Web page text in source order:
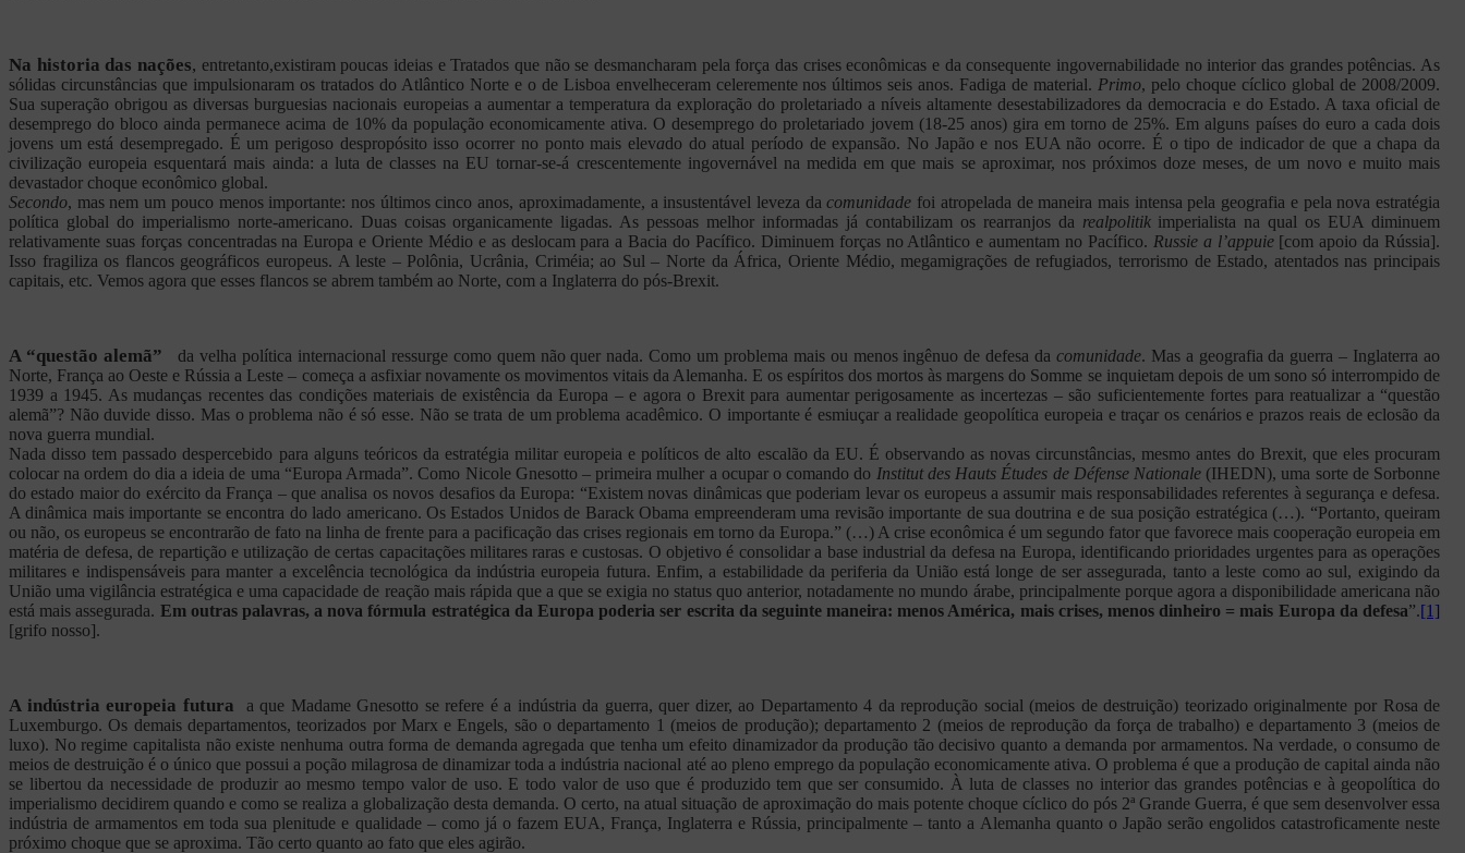
Na historia das nações, entretanto,existiram poucas ideias e Tratados que não se desmancharam pela força das crises econômicas e da consequente ingovernabilidade no interior das grandes potências. As
sólidas circunstâncias que impulsionaram os tratados do Atlântico Norte e o de Lisboa envelheceram celeremente nos últimos seis anos. Fadiga de material. Primo, pelo choque cíclico global de 2008/2009.
Sua superação obrigou as diversas burguesias nacionais europeias a aumentar a temperatura da exploração do proletariado a níveis altamente desestabilizadores da democracia e do Estado. A taxa oficial de
desemprego do bloco ainda permanece acima de 10% da população economicamente ativa. O desemprego do proletariado jovem (18-25 anos) gira em torno de 25%. Em alguns países do euro a cada dois
jovens um está desempregado. É um perigoso despropósito isso ocorrer no ponto mais elevado do atual período de expansão. No Japão e nos EUA não ocorre. É o tipo de indicador de que a chapa da
civilização europeia esquentará mais ainda: a luta de classes na EU tornar-se-á crescentemente ingovernável na medida em que mais se aproximar, nos próximos doze meses, de um novo e muito mais
devastador choque econômico global.
Secondo, mas nem um pouco menos importante: nos últimos cinco anos, aproximadamente, a insustentável leveza dacomunidade foi atropelada de maneira mais intensa pela geografia e pela nova estratégia
política global do imperialismo norte-americano. Duas coisas organicamente ligadas. As pessoas melhor informadas já contabilizam os rearranjos da realpolitik imperialista na qual os EUA diminuem
relativamente suas forças concentradas na Europa e Oriente Médio e as deslocam para a Bacia do Pacífico. Diminuem forças no Atlântico e aumentam no Pacífico. Russie a l’appuie[com apoio da Rússia].
Isso fragiliza os flancos geográficos europeus. A leste – Polônia, Ucrânia, Criméia; ao Sul – Norte da África, Oriente Médio, megamigrações de refugiados, terrorismo de Estado, atentados nas principais
capitais, etc. Vemos agora que esses flancos se abrem também ao Norte, com a Inglaterra do pós-Brexit.
A “questão alemã” da velha política internacional ressurge como quem não quer nada. Como um problema mais ou menos ingênuo de defesa da comunidade. Mas a geografia da guerra – Inglaterra ao
Norte, França ao Oeste e Rússia a Leste – começa a asfixiar novamente os movimentos vitais da Alemanha. E os espíritos dos mortos às margens do Somme se inquietam depois de um sono só interrompido de
1939 a 1945. As mudanças recentes das condições materiais de existência da Europa – e agora o Brexit para aumentar perigosamente as incertezas – são suficientemente fortes para reatualizar a “questão
alemã”? Não duvide disso. Mas o problema não é só esse. Não se trata de um problema acadêmico. O importante é esmiuçar a realidade geopolítica europeia e traçar os cenários e prazos reais de eclosão da
nova guerra mundial.
Nada disso tem passado despercebido para alguns teóricos da estratégia militar europeia e políticos de alto escalão da EU. É observando as novas circunstâncias, mesmo antes do Brexit, que eles procuram
colocar na ordem do dia a ideia de uma “Europa Armada”. Como Nicole Gnesotto – primeira mulher a ocupar o comando do Institut des Hauts Études de Défense Nationale(IHEDN), uma sorte de Sorbonne
do estado maior do exército da França – que analisa os novos desafios da Europa: “Existem novas dinâmicas que poderiam levar os europeus a assumir mais responsabilidades referentes à segurança e defesa.
A dinâmica mais importante se encontra do lado americano. Os Estados Unidos de Barack Obama empreenderam uma revisão importante de sua doutrina e de sua posição estratégica (…). “Portanto, queiram
ou não, os europeus se encontrarão de fato na linha de frente para a pacificação das crises regionais em torno da Europa.” (…) A crise econômica é um segundo fator que favorece mais cooperação europeia em
matéria de defesa, de repartição e utilização de certas capacitações militares raras e custosas. O objetivo é consolidar a base industrial da defesa na Europa, identificando prioridades urgentes para as operações
militares e indispensáveis para manter a excelência tecnológica da indústria europeia futura. Enfim, a estabilidade da periferia da União está longe de ser assegurada, tanto a leste como ao sul, exigindo da
União uma vigilância estratégica e uma capacidade de reação mais rápida que a que se exigia no status quo anterior, notadamente no mundo árabe, principalmente porque agora a disponibilidade americana não
está mais assegurada. Em outras palavras, a nova fórmula estratégica da Europa poderia ser escrita da seguinte maneira: menos América, mais crises, menos dinheiro = mais Europa da defesa”.[1]
[grifo nosso].
A indústria europeia futura
a que Madame Gnesotto se refere é a indústria da guerra, quer dizer, ao Departamento 4 da reprodução social (meios de destruição) teorizado originalmente por Rosa de
Luxemburgo. Os demais departamentos, teorizados por Marx e Engels, são o departamento 1 (meios de produção); departamento 2 (meios de reprodução da força de trabalho) e departamento 3 (meios de
luxo). No regime capitalista não existe nenhuma outra forma de demanda agregada que tenha um efeito dinamizador da produção tão decisivo quanto a demanda por armamentos. Na verdade, o consumo de
meios de destruição é o único que possui a poção milagrosa de dinamizar toda a indústria nacional até ao pleno emprego da população economicamente ativa. O problema é que a produção de capital ainda não
se libertou da necessidade de produzir ao mesmo tempo valor de uso. E todo valor de uso que é produzido tem que ser consumido. À luta de classes no interior das grandes potências e à geopolítica do
imperialismo decidirem quando e como se realiza a globalização desta demanda. O certo, na atual situação de aproximação do mais potente choque cíclico do pós 2ª Grande Guerra, é que sem desenvolver essa
indústria de armamentos em toda sua plenitude e qualidade – como já o fazem EUA, França, Inglaterra e Rússia, principalmente – tanto a Alemanha quanto o Japão serão engolidos catastroficamente neste
próximo choque que se aproxima. Tão certo quanto ao fato que eles agirão.